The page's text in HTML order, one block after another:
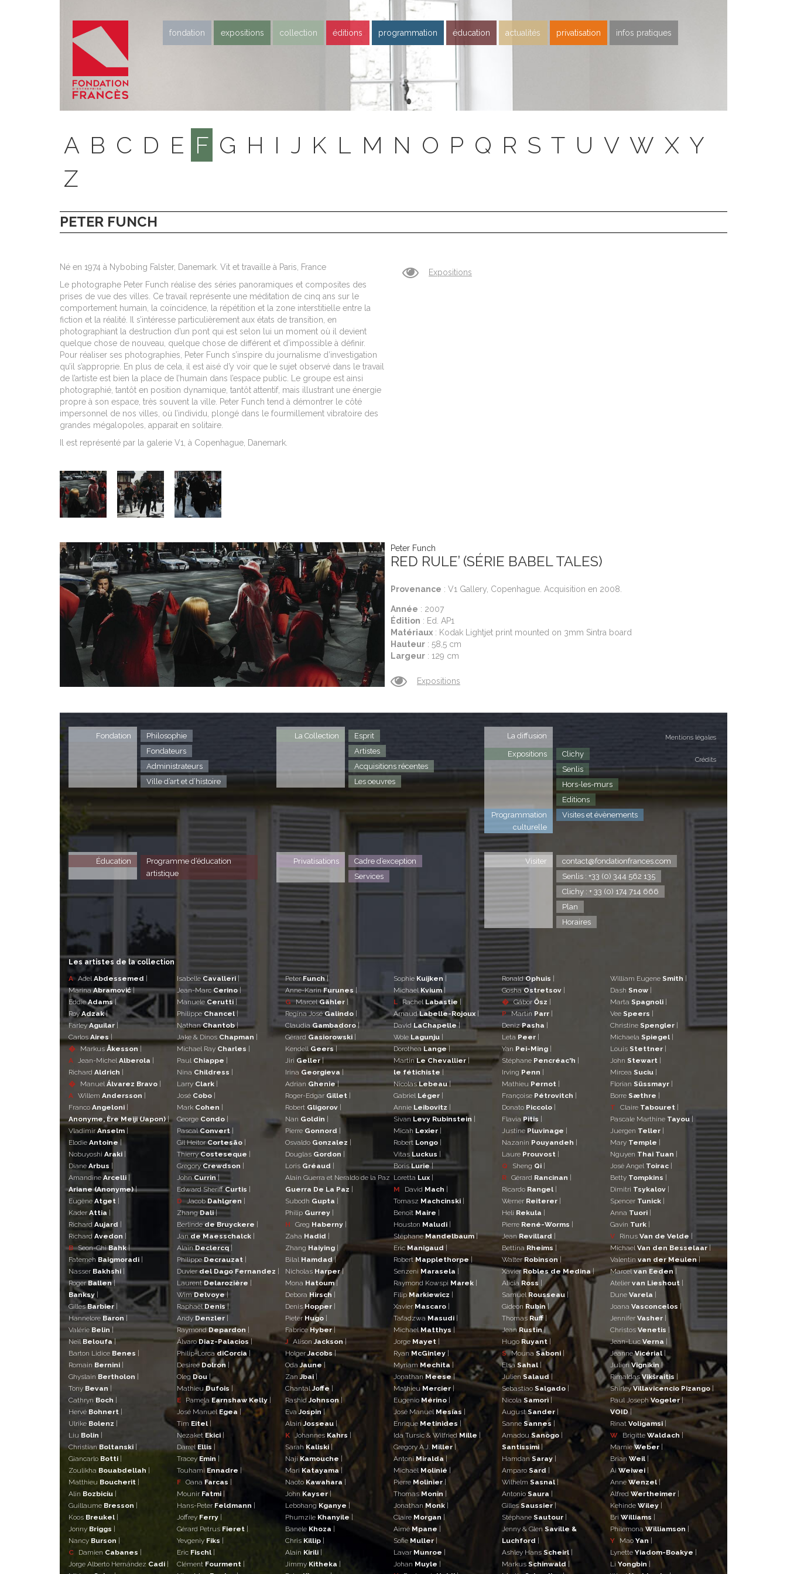
fondation expositions collection éditions programmation éducation actualités privatisation infos pratiques
A B C D E F G H I J K L M N O P Q R S T U V W X Y
Z
PETER FUNCH
Né en 1974 à Nybobing Falster, Danemark. Vit et travaille à Paris, France
Le photographe Peter Funch réalise des séries panoramiques et composites des
prises de vue des villes. Ce travail représente une méditation de cinq ans sur le
comportement humain, la coïncidence, la répétition et la zone interstitielle entre la
fiction et la réalité. Il s’intéresse particulièrement aux états de transition, en
photographiant la destruction d’un pont qui est selon lui un moment où il devient
quelque chose de nouveau, quelque chose de différent et d’impossible à définir.
Pour réaliser ses photographies, Peter Funch s’inspire du journalisme d’investigation
qu’il s’approprie. En plus de cela, il est aisé d’y voir que le sujet observé dans le travail
de l’artiste est bien la place de l’humain dans l’espace public. Le groupe est ainsi
photographié, tantôt en position dynamique, tantôt attentif, mais illustrant une énergie
propre à son espace, très souvent la ville. Peter Funch tend à démontrer le côté
impersonnel de nos villes, où l’individu, plongé dans le fourmillement vibratoire des
grandes mégalopoles, apparait en solitaire.
Il est représenté par la galerie V1, à Copenhague, Danemark.
Expositions
Peter Funch
RED RULE’ (SÉRIE BABEL TALES)
Provenance : V1 Gallery, Copenhague. Acquisition en 2008.
Année : 2007
Édition : Ed. AP1
Matériaux : Kodak Lightjet print mounted on 3mm Sintra board
Hauteur : 58,5 cm
Largeur : 129 cm
Expositions
Mentions légales
Crédits
Fondation
Philosophie
Fondateurs
Administrateurs
Ville d’art et d’histoire
La Collection
Esprit
Artistes
Acquisitions récentes
Les oeuvres
La diffusion
Expositions
Clichy
Senlis
Hors-les-murs
Editions
Programmation
culturelle
Visites et évènements
Éducation
Programme d’éducation
artistique
Privatisations
Cadre d’exception
Services
Visiter
contact@fondationfrances.com
Senlis : +33 (0) 344 562 135
Clichy : + 33 (0) 174 714 666
Plan
Horaires
Les artistes de la collection
A Adel Abdessemed |
MarinaAbramović|
EddieAdams |
RoyAdzak|
FarleyAguilar |
Carlos Aires |
�
Markus Åkesson |
A
Jean-Michel Alberola |
Richard Aldrich |
�
Manuel Álvarez Bravo |
A Willem Andersson |
Franco Angeloni |
Anonyme, Ère Meiji (Japon)|
Vladimir Anselm |
Elodie Antoine|
Nobuyoshi Araki |
Diane Arbus |
Amandine Arcelli |
Ariane (Anonyme)|
Eugène Atget |
Kader Attia |
Richard Aujard |
Richard Avedon |
B Seon-GhiBahk|
Fatemeh Baigmoradi |
Nasser Bakhshi |
RogerBallen|
Banksy |
GillesBarbier |
Hannelore Baron |
Valérie Belin|
Neïl Beloufa|
Barton Lidice Benes |
Romain Bernini |
Ghyslain Bertholon |
Tony Bevan |
Cathryn Boch |
Hervé Bohnert |
Ulrike Bolenz |
Liu Bolin |
Christian Boltanski |
Giancarlo Botti |
Zoulikha Bouabdellah |
Matthieu Boucherit |
Alin Bozbiciu |
Guillaume Bresson |
Koos Breukel |
Jonny Briggs |
Nancy Burson |
C
Damien Cabanes |
Jorge Alberto Hernández Cadi |
Isabelle Cavalleri |
Jean-Marc Cerino |
Manuele Cerutti |
Philippe Chancel |
NathanChantob|
Jake & Dinos Chapman |
Michael Ray Charles |
Paul Chiappe |
Nina Childress |
Larry Clark |
José Cobo |
Mark Cohen |
George Condo |
PascalConvert |
Gil HeitorCortesão |
ThierryCosteseque |
GregoryCrewdson |
JohnCurrin|
Edward SheriffCurtis |
D JacobDahlgren |
ZhangDali|
Berlindede Bruyckere |
Jande Maesschalck |
AlainDeclercq|
PhilippeDecrauzat |
Duvierdel Dago Fernandez |
LaurentDelarozière |
WimDelvoye|
RaphaëlDenis|
Andy Denzler |
RaymondDepardon |
Álvaro Diaz-Palacios |
Philip-LorcadiCorcia |
Desiree Dolron |
Oleg Dou |
MathieuDufois |
E
Pamela Earnshaw Kelly |
José Manuel Egea |
Tim Eitel |
Nezaket Ekici |
Darrel Ellis |
Tracey Emin |
Touhami Ennadre |
F Oana Farcas |
Mounir Fatmi |
Hans-Peter Feldmann |
Joffrey Ferry |
Gérard Petrus Fieret |
Yevgeniy Fiks |
Eric Fischl |
Clément Fourment |
PeterFunch|
Anne-KarinFurunes |
G MarcelGähler |
Regina JoséGalindo |
Claudia Gambadoro|
Gérard Gasiorowski |
KendellGeers |
Jiri Geller|
Irina Georgieva|
Adrian Ghenie|
Roger-Edgar Gillet |
Robert Gligorov |
Nan Goldin |
Pierre Gonnord |
Osvaldo Gonzalez |
Douglas Gordon |
Loris Gréaud |
Alain Guerra et Neraldo de la Paz
Guerra De La Paz |
Subodh Gupta |
Philip Gurrey |
H
Greg Haberny |
Zaha Hadid |
Zhang Haiying |
Bilal Hamdad|
Nicholas Harper|
Mona Hatoum|
Debora Hirsch |
Denis Hopper |
Pieter Hugo |
Fabrice Hyber|
J Alison Jackson|
Holger Jacobs|
OdaJaune |
Zan Jbai|
Chantal Joffe |
RashidJohnson|
EvaJospin |
AlainJosseau |
K
Johannes Kahrs |
Sarah Kaliski |
Naji Kamouche |
Mari Katayama |
Naoto Kawahara |
John Kayser |
Lebohang Kganye |
Phumzile Khanyile |
Banele Khoza |
Chris Killip |
Alain Kirili |
Jimmy Kitheka |
Sophie Kuijken |
Michael Kvium|
L Rachel Labastie |
ArnaudLabelle-Rojoux |
DavidLaChapelle|
Wole Lagunju |
DorotheaLange|
MartinLe Chevallier|
le fétichiste |
NicolasLebeau|
Gabriel Léger |
Annie Leibovitz |
Sivan Levy Rubinstein |
Micah Lexier |
Robert Longo |
Vitas Luckus |
BorisLurie|
Loretta Lux |
M
David Mach |
Tomasz Machcinski |
Benoît Maire |
Houston Maludi |
StéphaneMandelbaum|
Eric Manigaud |
RobertMapplethorpe |
Senzeni Marasela |
Raymond Kowspi Marek |
Filip Markiewicz |
Xavier Mascaro |
Tafadzwa Masudi |
MichaelMatthys|
Jorge Mayet |
Ryan McGinley |
Myriam Mechita |
JonathanMeese|
Mathieu Mercier |
Eugenio Mérino |
José Manuel Mesías |
Enrique Metinides |
Ida Tursic & WilfriedMille |
Gregory A.J. Miller|
AntoniMiralda |
Michaël Molinié |
Pierre Molinier |
Thomas Monin |
Jonathan Monk|
Claire Morgan |
Aimé Mpane |
Sofie Muller |
Lavar Munroe |
Johan Muyle |
RonaldOphuis |
GoshaOstretsov |
� Gábor Ősz |
P Martin Parr |
DenizPasha |
Leta Peer |
Yan Pei-Ming |
Stéphane Pencréac'h |
Irving Penn |
Mathieu Pernot |
Françoise Pétrovitch |
Donato Piccolo |
Flavia Pitis |
Justine Pluvinage |
Nazanin Pouyandeh |
Laure Prouvost |
Q
Sheng Qi |
R Gérard Rancinan |
Ricardo Rangel |
Werner Reiterer |
Heli Rekula |
Pierre René-Worms |
Jean Revillard |
Bettina Rheims |
Walter Robinson|
Xavier Robles de Medina |
Alicia Ross |
Samuel Rousseau |
Gideon Rubin|
ThomasRuff|
Jean Rustin|
Hugo Ruyant |
S Mouna Saboni |
Elsa Sahal |
JulienSalaud |
Sebastiao Salgado |
Nicola Samorì |
AugustSander |
Sanne Sannes |
Amadou Sanogo |
Santissimi |
Hamdan Saray |
Amparo Sard |
Wilhelm Sasnal |
Antonio Saura |
Gilles Saussier|
Stéphane Sautour |
Jenny & Glen Saville &
Luchford |
Ashley Hans Scheirl |
Markus Schinwald |
William Eugene Smith |
Dash Snow |
Marta Spagnoli |
Vee Speers |
Christine Spengler |
Michaela Spiegel |
Louis Stettner |
John Stewart |
Mircea Suciu |
Florian Süssmayr |
Borre Sæthre |
T
Claire Tabouret |
Pascale Marthine Tayou |
Juergen Teller |
Mary Temple |
Nguyen Thai Tuan |
José Angel Toirac |
Betty Tompkins |
Dimitri Tsykalov |
Spencer Tunick |
Anna Tuori |
Gavin Turk |
V
Rinus Van de Velde |
Michael Van den Besselaar|
Valentin van der Meulen|
Marcelvan Eeden|
Atelier van Lieshout |
Dune Varela |
Joana Vasconcelos |
Jennifer Vasher |
Christos Venetis |
Jean-Luc Verna |
JeanneVicérial |
JulienVignikin |
RimaldasVikšraitis |
ShirleyVillavicencio Pizango |
Paul Joseph Vogeler |
VOID|
Rinat Voligamsi |
W
Brigitte Waldach|
Marnie Weber |
Brian Weil |
Ai Weiwei |
Anne Wenzel|
Alfred Wertheimer |
Kehinde Wiley |
Bri Williams |
Philemona Williamson |
Y
Mao Yan |
Lynette Yiadom-Boakye |
Li Yongbin |